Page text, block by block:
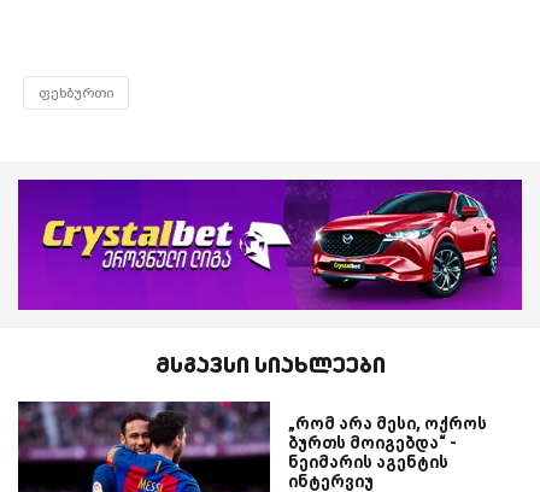
ფეხბურთი
მსგავსი სიახლეები
„რომ არა მესი, ოქროს
ბურთს მოიგებდა“ -
ნეიმარის აგენტის
ინტერვიუ